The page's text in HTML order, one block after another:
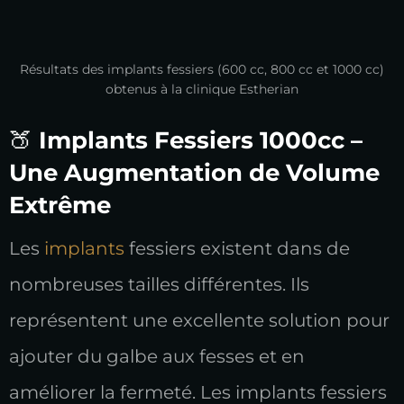
Résultats des implants fessiers (600 cc, 800 cc et 1000 cc)
obtenus à la clinique Estherian
🍑 Implants Fessiers 1000cc –
Une Augmentation de Volume
Extrême
Les implants fessiers existent dans de
nombreuses tailles différentes. Ils
représentent une excellente solution pour
ajouter du galbe aux fesses et en
améliorer la fermeté. Les implants fessiers